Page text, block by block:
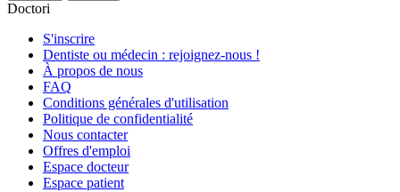
Doctori
S'inscrire
Dentiste ou médecin : rejoignez-nous !
À propos de nous
FAQ
Conditions générales d'utilisation
Politique de confidentialité
Nous contacter
Offres d'emploi
Espace docteur
Espace patient